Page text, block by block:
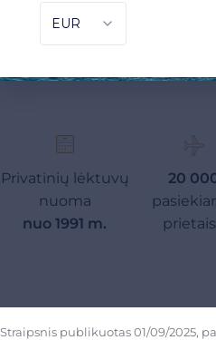
Privatinių lėktuvų
nuoma
nuo 1991 m.
20
Straipsnis publikuotas01/09/2025,